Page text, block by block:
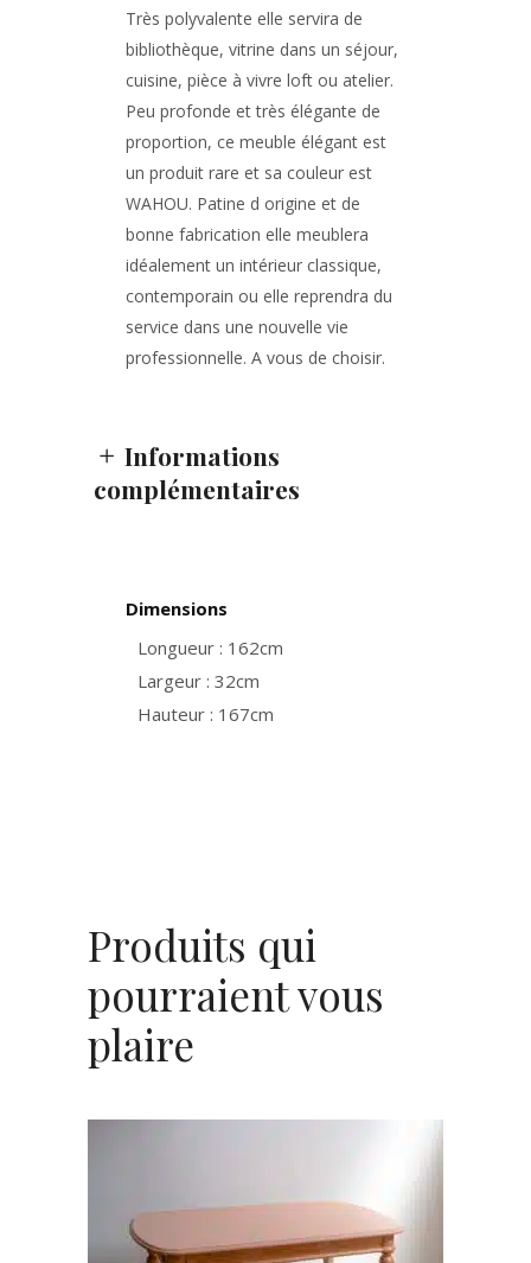
Très polyvalente elle servira de
bibliothèque, vitrine dans un séjour,
cuisine, pièce à vivre loft ou atelier.
Peu profonde et très élégante de
proportion, ce meuble élégant est
un produit rare et sa couleur est
WAHOU. Patine d origine et de
bonne fabrication elle meublera
idéalement un intérieur classique,
contemporain ou elle reprendra du
service dans une nouvelle vie
professionnelle. A vous de choisir.
Informations
complémentaires
Dimensions
Longueur : 162cm
Largeur : 32cm
Hauteur : 167cm
Produits qui
pourraient vous
plaire